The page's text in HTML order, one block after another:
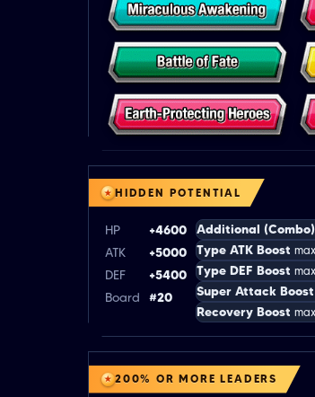
HIDDEN POTENTIAL
HP
+4600
ATK
+5000
DEF
+5400
Board
#20
Additional
Type ATK Boost
Type DEF Boost
Super Attack Boost
Recovery Boost
200% OR MORE LEADERS